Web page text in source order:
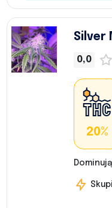
Silver
0,0
20%